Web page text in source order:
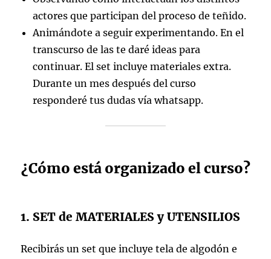
actores que participan del proceso de teñido.
Animándote a seguir experimentando. En el
transcurso de las te daré ideas para
continuar. El set incluye materiales extra.
Durante un mes después del curso
responderé tus dudas vía whatsapp.
¿Cómo está organizado el curso?
1. SET de MATERIALES y UTENSILIOS
Recibirás un set que incluye tela de algodón e